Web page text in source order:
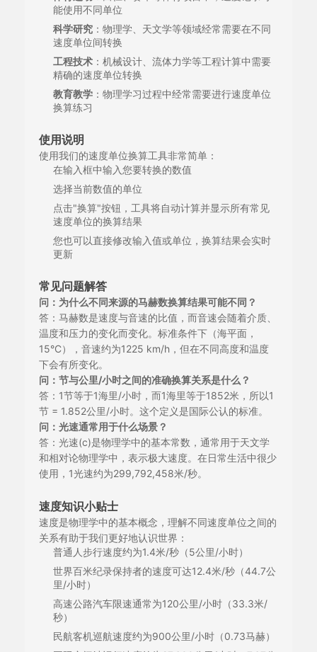
能使用不同单位
科学研究 ：物理学、天文学等领域经常需要在不同
速度单位间转换
工程技术 ：机械设计、流体力学等工程计算中需要
精确的速度单位转换
教育教学 ：物理学习过程中经常需要进行速度单位
换算练习
使用说明
使用我们的速度单位换算工具非常简单：
在输入框中输入您要转换的数值
选择当前数值的单位
点击"换算"按钮，工具将自动计算并显示所有常见
速度单位的换算结果
您也可以直接修改输入值或单位，换算结果会实时
更新
常见问题解答
问：为什么不同来源的马赫数换算结果可能不同？
答：马赫数是速度与音速的比值，而音速会随着介质、
温度和压力的变化而变化。标准条件下（海平面，
15°C），音速约为1225 km/h，但在不同高度和温度
下会有所变化。
问：节与公里/小时之间的准确换算关系是什么？
答：1节等于1海里/小时，而1海里等于1852米，所以1
节 = 1.852公里/小时。这个定义是国际公认的标准。
问：光速通常用于什么场景？
答：光速(c)是物理学中的基本常数，通常用于天文学
和相对论物理学中，表示极大速度。在日常生活中很少
使用，1光速约为299,792,458米/秒。
速度知识小贴士
速度是物理学中的基本概念，理解不同速度单位之间的
关系有助于我们更好地认识世界：
普通人步行速度约为1.4米/秒（5公里/小时）
世界百米纪录保持者的速度可达12.4米/秒（44.7公
里/小时）
高速公路汽车限速通常为120公里/小时（33.3米/
秒）
民航客机巡航速度约为900公里/小时（0.73马赫）